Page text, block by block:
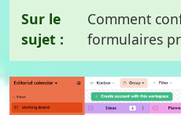
Sur le
sujet :
Comment
formulaires